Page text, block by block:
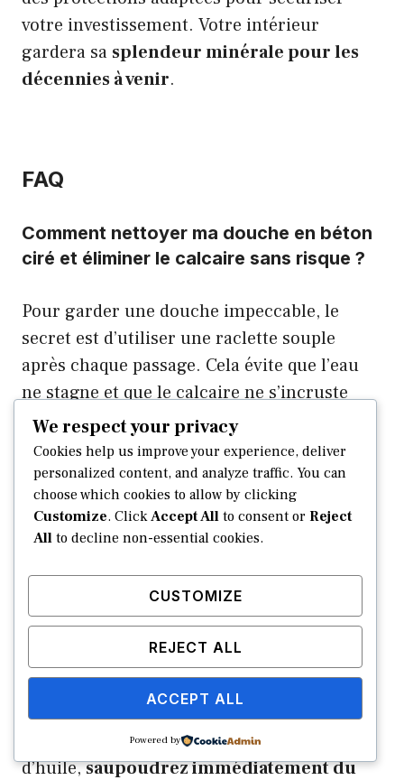
votre investissement. Votre intérieur
gardera sa splendeur minérale pour les
décennies à venir.
FAQ
Comment nettoyer ma douche en béton
ciré et éliminer le calcaire sans risque ?
Pour garder une douche impeccable, le
secret est d’utiliser une raclette souple
après chaque passage. Cela évite que l’eau
ne stagne et que le calcaire ne s’incruste
durablement sur vos parois.
Côté nettoyage, privilégiez le savon noir ou
un détergent à pH neutre appliqué avec une
microfibre. Surtout,oubliez le vinaigre
acides finiraient par ronger votre vernis
protecteur.
Combien de temps faut-il laisser agir le
talc sur une tache de gras ?
Dès que vous remarquez une projection
d’huile,saupoudrez immédiatement du
We respect your privacy
Cookies help us improve your experience, deliver
personalized content, and analyze traffic. You can
choose which cookies to allow by clicking
Customize. ClickAccept All to consent or Reject
All to decline non-essential cookies.
CUSTOMIZE
REJECT ALL
ACCEPT ALL
Powered by